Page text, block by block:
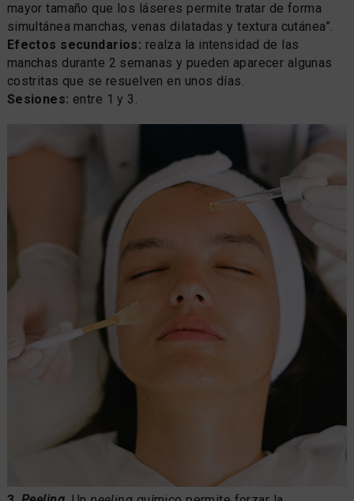
mayor tamaño que los láseres permite tratar de forma
simultánea manchas, venas dilatadas y textura cutánea”.
Efectos secundarios: realza la intensidad de las
manchas durante 2 semanas y pueden aparecer algunas
costritas que se resuelven en unos días.
Sesiones: entre 1 y 3.